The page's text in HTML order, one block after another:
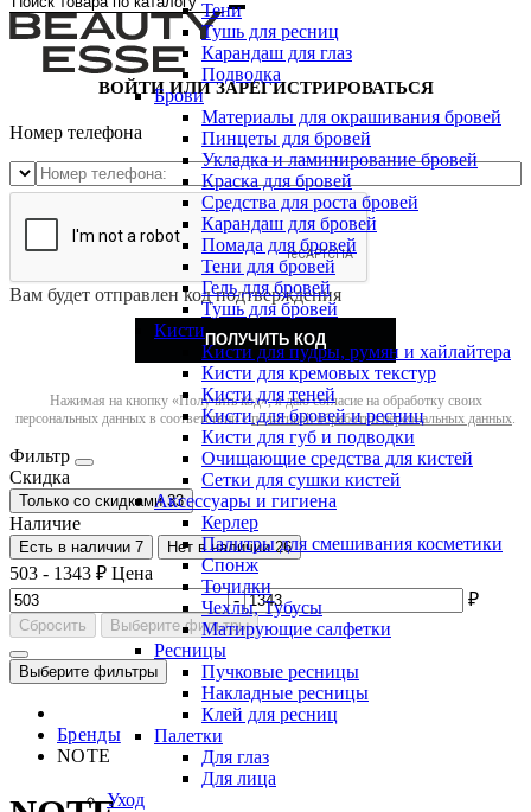
Тени
Тушь для ресниц
Карандаш для глаз
Подводка
Брови
Материалы для окрашивания бровей
Пинцеты для бровей
Укладка и ламинирование бровей
Краска для бровей
Средства для роста бровей
Карандаш для бровей
Помада для бровей
Тени для бровей
Гель для бровей
Тушь для бровей
Кисти
Кисти для пудры, румян и хайлайтера
Кисти для кремовых текстур
Кисти для теней
Кисти для бровей и ресниц
Кисти для губ и подводки
Очищающие средства для кистей
Сетки для сушки кистей
Аксессуары и гигиена
Керлер
Палитры для смешивания косметики
Спонж
Точилки
Чехлы, Тубусы
Матирующие салфетки
Ресницы
Пучковые ресницы
Накладные ресницы
Клей для ресниц
Палетки
Для глаз
Для лица
Уход
ВОЙТИ ИЛИ ЗАРЕГИСТРИРОВАТЬСЯ
Номер телефона
Вам будет отправлен код подтверждения
ПОЛУЧИТЬ КОД
Нажимая на кнопку «Получить код», я даю согласие на обработку своих
персональных данных в соответствии сполитикой обработки персональных данных.
Фильтр
Скидка
Только со cкидками 33
Наличие
Есть в наличии 7 Нет в наличии 26
503 - 1343 ₽ Цена
-
₽
Сбросить Выберите фильтры
Выберите фильтры
Бренды
NOTE